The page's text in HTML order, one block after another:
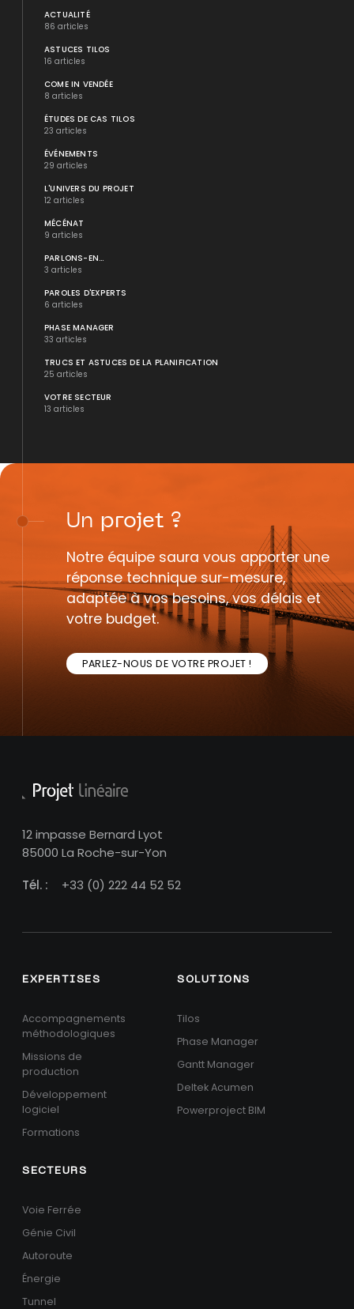
ACTUALITÉ
86 articles
ASTUCES TILOS
16 articles
COME IN VENDÉE
8 articles
ÉTUDES DE CAS TILOS
23 articles
ÉVÉNEMENTS
29 articles
L'UNIVERS DU PROJET
12 articles
MÉCÉNAT
9 articles
PARLONS-EN...
3 articles
PAROLES D'EXPERTS
6 articles
PHASE MANAGER
33 articles
TRUCS ET ASTUCES DE LA PLANIFICATION
25 articles
VOTRE SECTEUR
13 articles
Un projet ?
Notre équipe saura vous apporter une
réponse technique sur-mesure,
adaptée à vos besoins, vos délais et
votre budget.
PARLEZ-NOUS DE VOTRE PROJET !
12 impasse Bernard Lyot
85000 La Roche-sur-Yon
Tél. :
+33 (0) 222 44 52 52
EXPERTISES
Accompagnements
méthodologiques
Missions de
production
Développement
logiciel
Formations
SOLUTIONS
Tilos
Phase Manager
Gantt Manager
Deltek Acumen
Powerproject BIM
SECTEURS
Voie Ferrée
Génie Civil
Autoroute
Énergie
Tunnel